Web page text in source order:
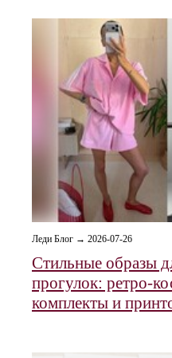
Леди Блог → 2026-07-26
Стильные образы
прогулок:
комплекты и